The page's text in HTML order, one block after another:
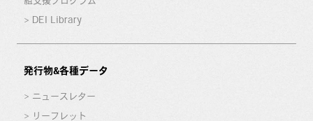
DEI Library
発行物&各種データ
ニュースレター
リーフレット